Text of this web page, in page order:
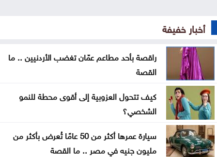
تشابُك القيامة والنهوض في فلسطين وإسرائيل
هزيمة ترامب في مفاوضات إيران
«حياد» لبنان إلى الانقسام الواضح حول إسرائيل
هل سيعيش أبناؤنا حياة أسوأ منا
مات قبل تخرجه بشهر .. فيديو مؤثر لأم تتسلم شهادة
ابنها الراحل
أخبار خفيفة
راقصة بأحد مطاعم عمّان تغضب الأردنيين .. ما
القصة
كيف تتحول العزوبية إلى أقوى محطة للنمو
الشخصي؟
سيارة عمرها أكثر من 50 عامًا تُعرض بأكثر من
مليون جنيه في مصر .. ما القصة